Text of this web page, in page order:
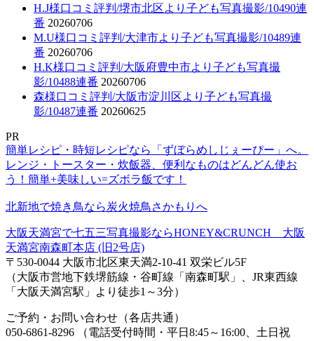
H.J様口コミ評判/堺市北区より子ども写真撮影/10490連
番 20260706
M.U様口コミ評判/大津市より子ども写真撮影/10489連
番 20260706
H.K様口コミ評判/大阪府豊中市より子ども写真撮
影/10488連番 20260706
森様口コミ評判/大阪市淀川区より子ども写真撮
影/10487連番 20260625
PR
簡単レシピ・時短レシピなら「ずぼらめしじぇーぴー」へ。
レンジ・トースター・炊飯器、便利なものはどんどん使お
う！簡単+美味しい=ズボラ飯です！
北新地で焼き鳥なら炭火焼鳥さかもりへ
大阪天満宮で七五三写真撮影ならHONEY&CRUNCH 大阪
天満宮南森町本店 (旧2号店)
〒530-0044 大阪市北区東天満2-10-41 双栄ビル5F
（大阪市営地下鉄堺筋線・谷町線「南森町駅」、JR東西線
「大阪天満宮駅」より徒歩1～3分）
ご予約・お問い合わせ（各店共通）
050-6861-8296 （電話受付時間・平日8:45～16:00、土日祝